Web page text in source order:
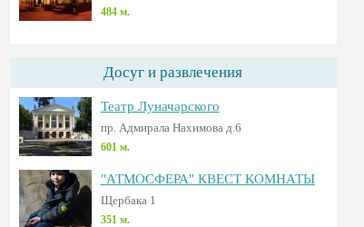
484 м.
Досуг и развлечения
Театр Луначарского
пр. Адмирала Нахимова д.6
601 м.
"АТМОСФЕРА" КВЕСТ КОМНАТЫ
Щербака 1
351 м.